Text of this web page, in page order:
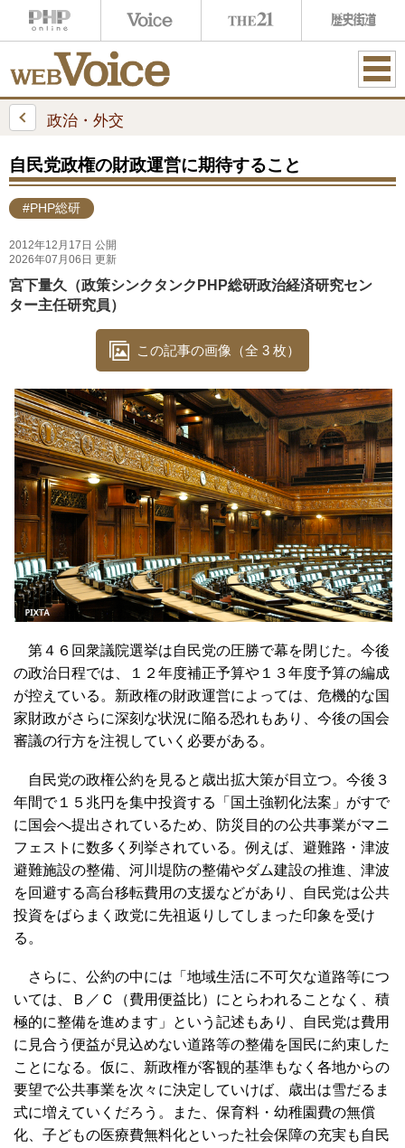
ME
政治・外交
自民党政権の財政運営に期待すること
#PHP総研
2012年12月17日 公開
2026年07月06日 更新
宮下量久（政策シンクタンクPHP総研政治経済研究セン
ター主任研究員）
この記事の画像（全 3 枚）
第４６回衆議院選挙は自民党の圧勝で幕を閉じた。今後
の政治日程では、１２年度補正予算や１３年度予算の編成
が控えている。新政権の財政運営によっては、危機的な国
家財政がさらに深刻な状況に陥る恐れもあり、今後の国会
審議の行方を注視していく必要がある。
自民党の政権公約を見ると歳出拡大策が目立つ。今後３
年間で１５兆円を集中投資する「国土強靭化法案」がすで
に国会へ提出されているため、防災目的の公共事業がマニ
フェストに数多く列挙されている。例えば、避難路・津波
避難施設の整備、河川堤防の整備やダム建設の推進、津波
を回避する高台移転費用の支援などがあり、自民党は公共
投資をばらまく政党に先祖返りしてしまった印象を受け
る。
さらに、公約の中には「地域生活に不可欠な道路等につ
いては、Ｂ／Ｃ（費用便益比）にとらわれることなく、積
極的に整備を進めます」という記述もあり、自民党は費用
に見合う便益が見込めない道路等の整備を国民に約束した
ことになる。仮に、新政権が客観的基準もなく各地からの
要望で公共事業を次々に決定していけば、歳出は雪だるま
式に増えていくだろう。また、保育料・幼稚園費の無償
化、子どもの医療費無料化といった社会保障の充実も自民